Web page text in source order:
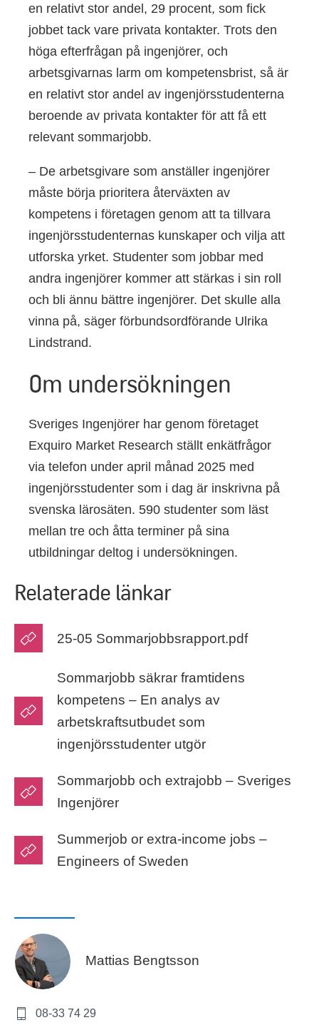
en relativt stor andel, 29 procent, som fick
jobbet tack vare privata kontakter. Trots den
höga efterfrågan på ingenjörer, och
arbetsgivarnas larm om kompetensbrist, så är
en relativt stor andel av ingenjörsstudenterna
beroende av privata kontakter för att få ett
relevant sommarjobb.
– De arbetsgivare som anställer ingenjörer
måste börja prioritera återväxten av
kompetens i företagen genom att ta tillvara
ingenjörsstudenternas kunskaper och vilja att
utforska yrket. Studenter som jobbar med
andra ingenjörer kommer att stärkas i sin roll
och bli ännu bättre ingenjörer. Det skulle alla
vinna på, säger förbundsordförande Ulrika
Lindstrand.
Om undersökningen
Sveriges Ingenjörer har genom företaget
Exquiro Market Research ställt enkätfrågor
via telefon under april månad 2025 med
ingenjörsstudenter som i dag är inskrivna på
svenska lärosäten. 590 studenter som läst
mellan tre och åtta terminer på sina
utbildningar deltog i undersökningen.
Relaterade länkar
25-05 ​​Sommarjobbsrapport.pdf
​​Sommarjobb säkrar framtidens
kompetens​ – En analys av
arbetskraftsutbudet som
ingenjörsstudenter utgör
Sommarjobb och extrajobb – Sveriges
Ingenjörer
Summerjob or extra-income jobs –
Engineers of Sweden
Mattias Bengtsson
08-33 74 29